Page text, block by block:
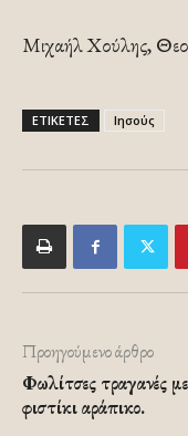
Μιχαήλ Χούλης,
ΕΤΙΚΕΤΕΣ Ιησούς
Προηγούμενο άρθρο
Φωλίτσες τραγανές με
φιστίκι αράπικο.